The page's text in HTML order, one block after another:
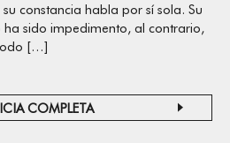
constancia habla por sí sola. Su
ha sido impedimento, al contrario,
[…]
COMPLETA